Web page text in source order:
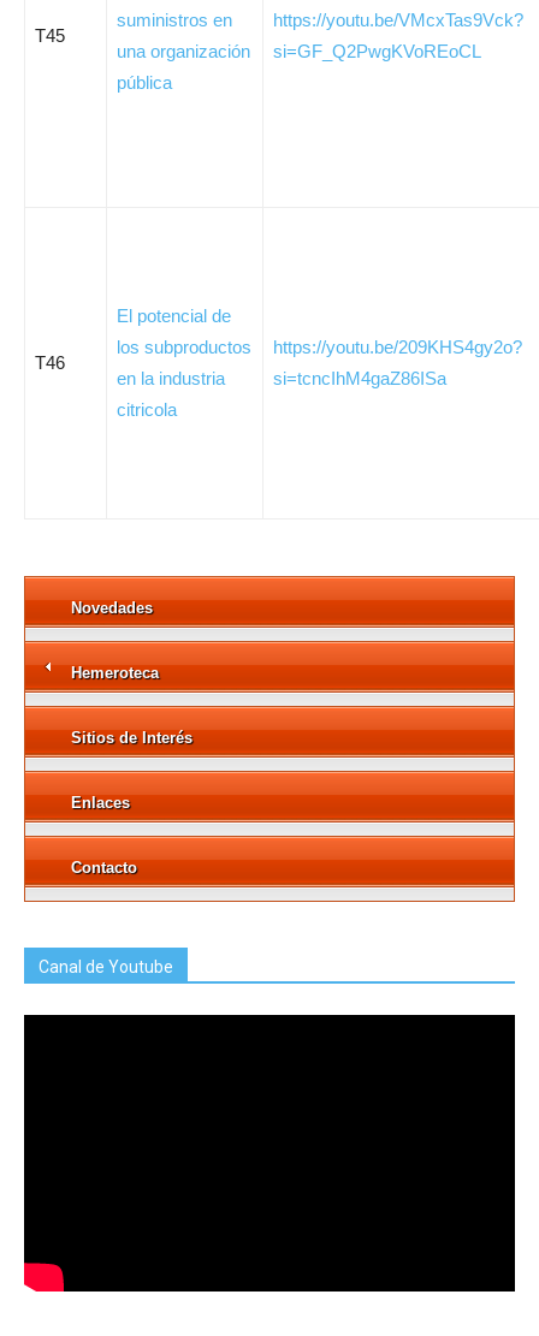
T45
suministros en
una organización
pública
https://youtu.be/VMcxTas9Vck?
si=GF_Q2PwgKVoREoCL
T46
El potencial de
los subproductos
en la industria
citricola
https://youtu.be/209KHS4gy2o?
si=tcncIhM4gaZ86ISa
Novedades
Hemeroteca
Sitios de Interés
Enlaces
Contacto
Canal de Youtube